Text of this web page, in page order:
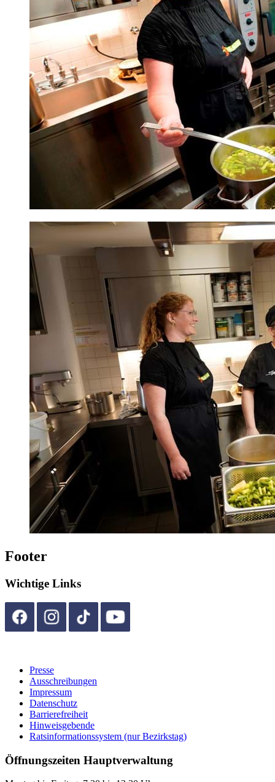
Footer
Wichtige Links
Presse
Ausschreibungen
Impressum
Datenschutz
Barrierefreiheit
Hinweisgebende
Ratsinformationssystem (nur Bezirkstag)
Öffnungszeiten Hauptverwaltung